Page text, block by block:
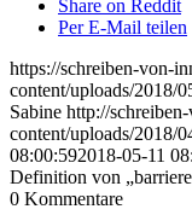
Share on Reddit
Per E-Mail teilen
https://schreiben-von-
content/uploads/2018/
Sabine http://
content/uploads/2018/
08:00:592018-05-11
Definition von
0 Kommentare